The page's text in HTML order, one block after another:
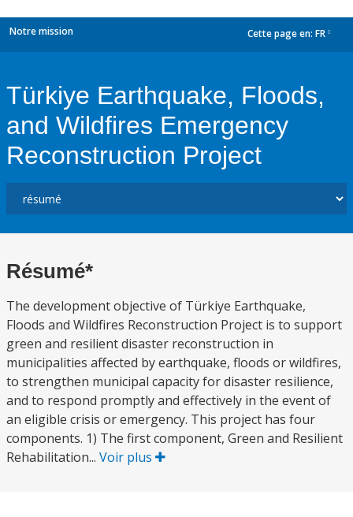
Notre mission Cette page en: FR
Türkiye Earthquake, Floods,
and Wildfires Emergency
Reconstruction Project
Résumé*
The development objective of Türkiye Earthquake,
Floods and Wildfires Reconstruction Project is to support
green and resilient disaster reconstruction in
municipalities affected by earthquake, floods or wildfires,
to strengthen municipal capacity for disaster resilience,
and to respond promptly and effectively in the event of
an eligible crisis or emergency. This project has four
components. 1) The first component, Green and Resilient
Rehabilitation... Voir plus